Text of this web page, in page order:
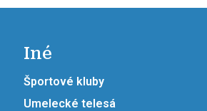
Iné
Športové kluby
Umelecké telesá